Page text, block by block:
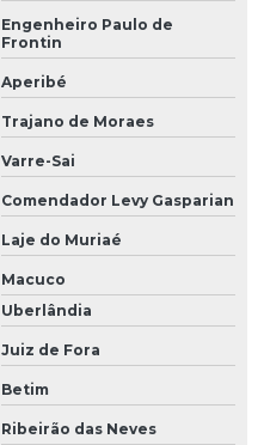
Engenheiro Paulo de
Frontin
Aperibé
Trajano de Moraes
Varre-Sai
Comendador Levy Gasparian
Laje do Muriaé
Macuco
Uberlândia
Juiz de Fora
Betim
Ribeirão das Neves